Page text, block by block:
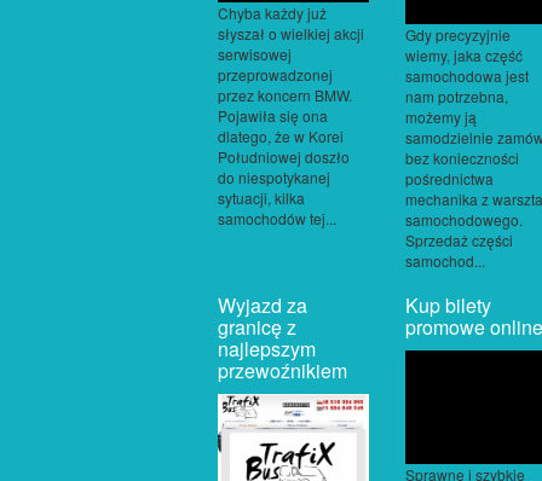
Chyba każdy już
słyszał o wielkiej akcji
serwisowej
przeprowadzonej
przez koncern BMW.
Pojawiła się ona
dlatego, że w Korei
Południowej doszło
do niespotykanej
sytuacji, kilka
samochodów tej...
Gdy precyzyjnie
wiemy, jaka część
samochodowa jest
nam potrzebna,
możemy ją
samodzielnie
bez konieczności
pośrednictwa
mechanika z
samochodowego.
Sprzedaż części
samochod...
Wyjazd za
granicę z
najlepszym
przewoźnikiem
Kup bilety
promowe online
Sprawne i szybkie